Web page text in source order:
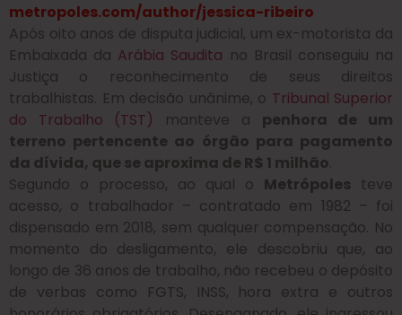
metropoles.com/author/jessica-ribeiro
Após oito anos de disputa judicial, um ex-motorista da
Embaixada da Arábia Saudita no Brasil conseguiu na
Justiça o reconhecimento de seus direitos
trabalhistas. Em decisão unânime, o Tribunal Superior
do Trabalho (TST)
manteve a penhora de um
terreno pertencente ao órgão para pagamento
da dívida, que se aproxima de R$ 1 milhão.
Segundo o processo, ao qual o Metrópoles teve
acesso, o trabalhador – contratado em 1982 – foi
dispensado em 2018, sem qualquer compensação. No
momento do desligamento, ele descobriu que, ao
longo de 36 anos de trabalho, não recebeu o depósito
de verbas como FGTS, INSS, hora extra e outros